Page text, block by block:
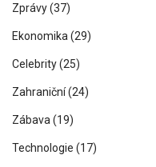
Zprávy(37)
Ekonomika (29)
Celebrity(25)
Zahraniční(24)
Zábava (19)
Technologie (17)